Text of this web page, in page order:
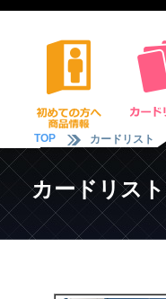
TOP カードリスト
カードリスト